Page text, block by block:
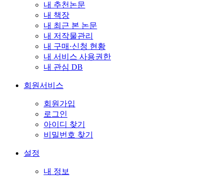
내 추천논문
내 책장
내 최근 본 논문
내 저작물관리
내 구매·신청 현황
내 서비스 사용권한
내 관심 DB
회원서비스
회원가입
로그인
아이디 찾기
비밀번호 찾기
설정
내 정보